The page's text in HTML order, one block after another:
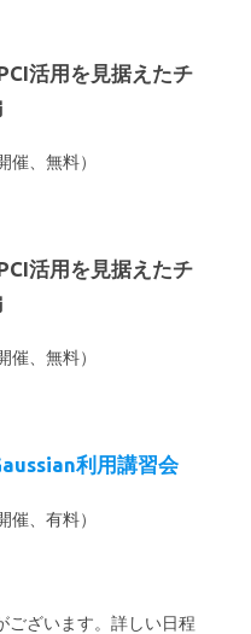
活用を見据えたチ
、無料）
活用を見据えたチ
、無料）
利用講習会
、有料）
ございます。詳しい日程